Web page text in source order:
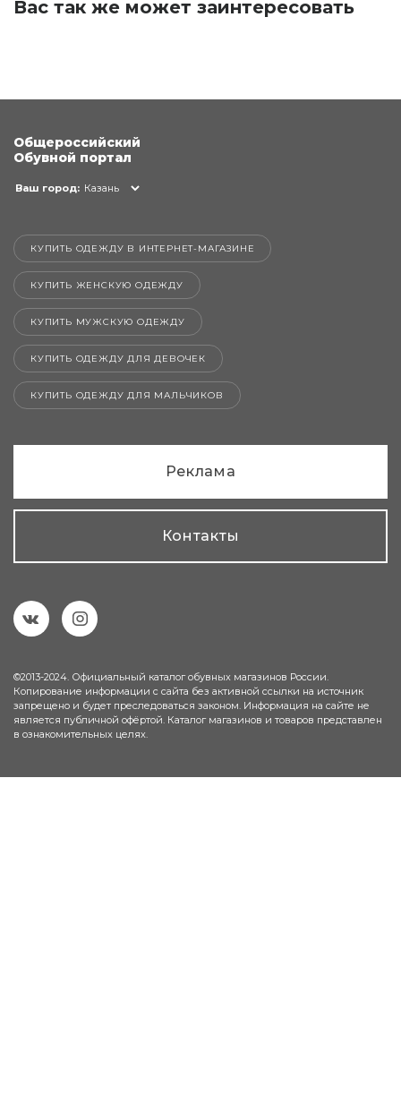
Вас так же может заинтересовать
Общероссийский
Обувной портал
Ваш город: Казань
КУПИТЬ ОДЕЖДУ В ИНТЕРНЕТ-МАГАЗИНЕ
КУПИТЬ ЖЕНСКУЮ ОДЕЖДУ
КУПИТЬ МУЖСКУЮ ОДЕЖДУ
КУПИТЬ ОДЕЖДУ ДЛЯ ДЕВОЧЕК
КУПИТЬ ОДЕЖДУ ДЛЯ МАЛЬЧИКОВ
Реклама
Контакты
©2013-2024. Официальный каталог обувных магазинов России.
Копирование информации с сайта без активной ссылки на источник
запрещено и будет преследоваться законом. Информация на сайте не
является публичной офёртой. Каталог магазинов и товаров представлен
в ознакомительных целях.